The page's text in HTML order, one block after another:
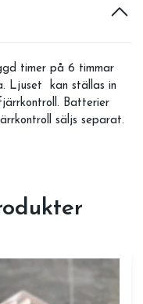
timer på 6 timmar
Ljuset kan ställas in
Batterier
säljs separat.